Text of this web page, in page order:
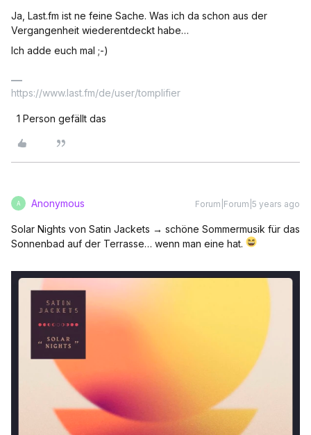
Ja, Last.fm ist ne feine Sache. Was ich da schon aus der
Vergangenheit wiederentdeckt habe…
Ich adde euch mal ;-)
https://www.last.fm/de/user/tomplifier
1 Person gefällt das
A Anonymous Forum|Forum|5 years ago
Solar Nights von Satin Jackets → schöne Sommermusik für das
Sonnenbad auf der Terrasse… wenn man eine hat.